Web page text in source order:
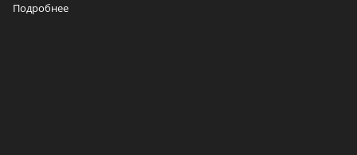
Подробнее